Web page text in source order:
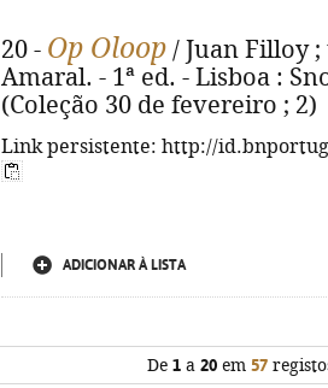
20 - Op Oloop / Juan Filloy
Amaral. - 1ª ed. - Lisboa :
(Coleção 30 de fevereiro ; 2)
Link persistente: http://
ADICIONAR À LISTA
De 1a 20em 57